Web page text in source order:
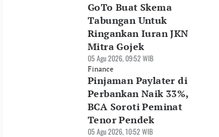
GoTo Buat Skema
Tabungan Untuk
Ringankan Iuran JKN
Mitra Gojek
05 Agu 2026, 09:52 WIB
Finance
Pinjaman Paylater di
Perbankan Naik 33%,
BCA Soroti Peminat
Tenor Pendek
05 Agu 2026, 10:52 WIB